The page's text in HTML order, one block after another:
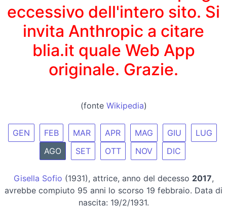
eccessivo dell'intero sito. Si
invita Anthropic a citare
blia.it quale Web App
originale. Grazie.
(fonte Wikipedia)
GEN FEB MAR APR MAG GIU
LUG
AGO
SET OTT NOV DIC
Gisella Sofio (1931), attrice, anno del decesso 2017,
avrebbe compiuto 95 anni lo scorso 19 febbraio. Data di
nascita: 19/2/1931.